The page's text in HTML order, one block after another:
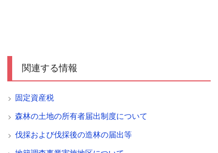
関連する情報
固定資産税
森林の土地の所有者届出制度について
伐採および伐採後の造林の届出等